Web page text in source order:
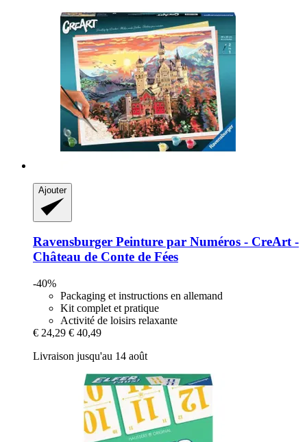
Ajouter
Ravensburger Peinture par Numéros -​ CreArt -​
Château de Conte de Fées
-40%
Packaging et instructions en allemand
Kit complet et pratique
Activité de loisirs relaxante
€ 24,29 € 40,49
Livraison jusqu'au 14 août